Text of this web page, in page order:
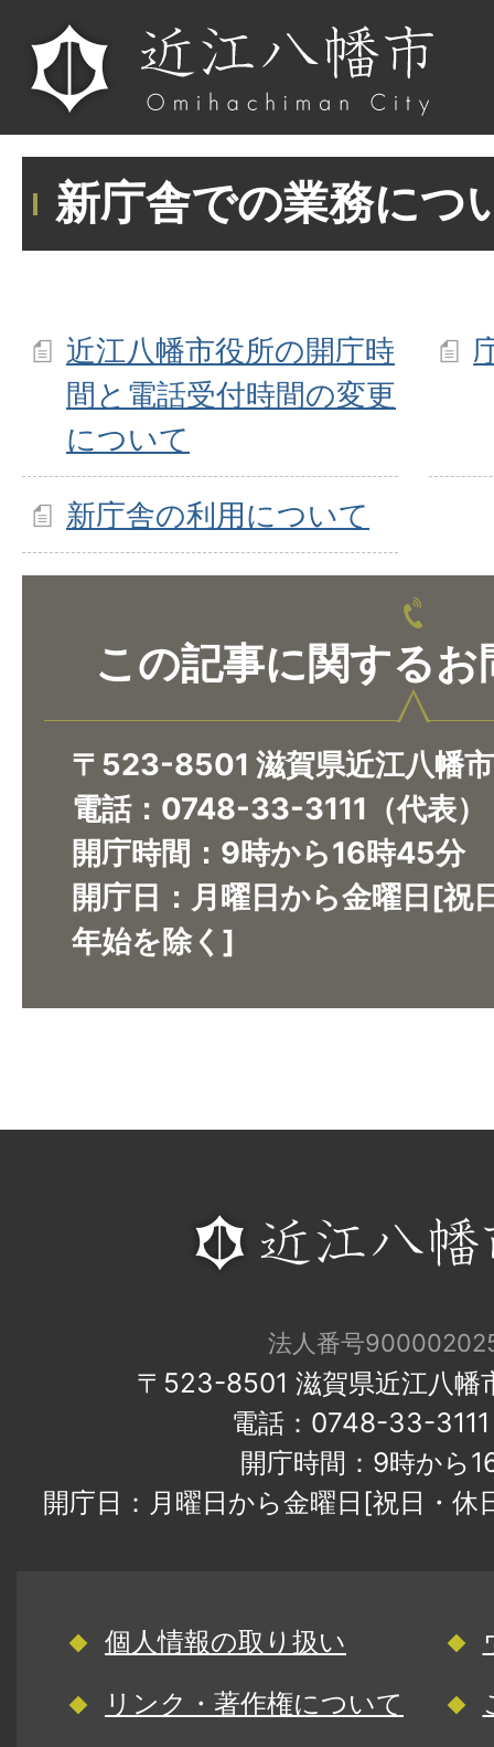
新庁舎での業務につ
近江八幡市役所の開庁時
間と電話受付時間の変更
について
新庁舎の利用について
この記事に関するお
〒523-8501 滋賀県近江八幡
​​​​​​​電話：0748-33-3111（代表）
開庁時間：9時から16時45分
開庁日：月曜日から金曜日[祝
年始を除く]
法人番号
〒523-8501 滋賀県近江八幡
電話：0748-33-
開庁時間：9時から
開庁日：月曜日から金曜日[祝日・
個人情報の取り扱い
リンク・著作権について